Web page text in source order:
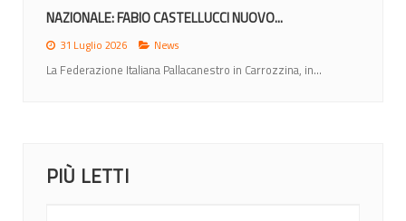
ITALIA IMPEGNATA NEL TORONTO...
7 Luglio 2026 News
Dal 10 al 14 luglio, la Nazionale italiana di...
PIÙ LETTI